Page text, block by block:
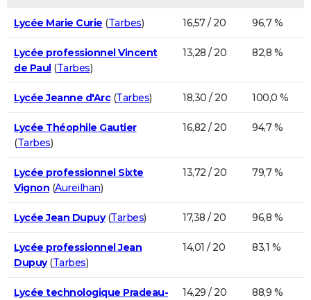
Lycée Marie Curie (Tarbes) 16,57 / 20 96,7 %
Lycée professionnel Vincent
de Paul(Tarbes)
13,28 / 20 82,8 %
Lycée Jeanne d'Arc(Tarbes) 18,30 / 20 100,0 %
Lycée Théophile Gautier
(Tarbes)
16,82 / 20 94,7 %
Lycée professionnel Sixte
Vignon (Aureilhan)
13,72 / 20 79,7 %
Lycée Jean Dupuy(Tarbes) 17,38 / 20 96,8 %
Lycée professionnel Jean
Dupuy(Tarbes)
14,01 / 20 83,1 %
Lycée technologique Pradeau-
14,29 / 20 88,9 %